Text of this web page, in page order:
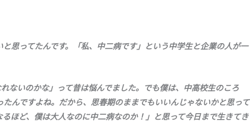
思ってたんです。「私、中二病です」という中学生と企業の人が一
ないのかな」って昔は悩んでました。でも僕は、中高校生のころ
んですよね。だから、思春期のままでもいいんじゃないかと思って
ほど、僕は大人なのに中二病なのか！」と思って今日まで生きてき